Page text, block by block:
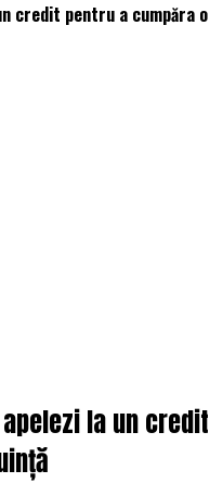
credit pentru a cumpăra o
la un credit